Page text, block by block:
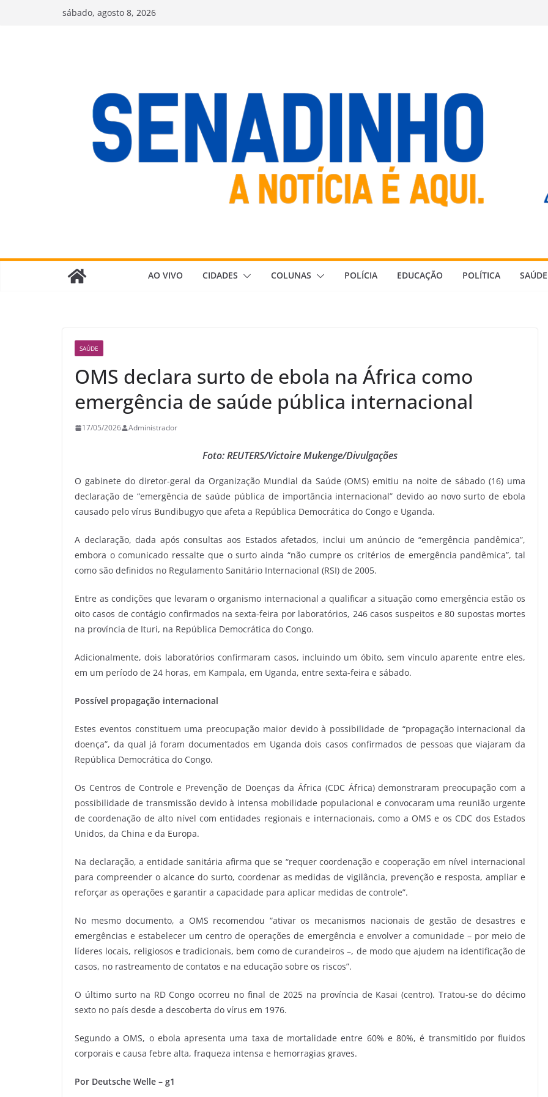
sábado, agosto 8, 2026
AO VIVO CIDADES COLUNAS POLÍCIA EDUCAÇÃO POLÍTICA SAÚDE
SAÚDE
OMS declara surto de ebola na África como
emergência de saúde pública internacional
17/05/2026 Administrador
Foto: REUTERS/Victoire Mukenge/Divulgações
O gabinete do diretor-geral da Organização Mundial da Saúde (OMS) emitiu na noite de sábado (16) uma
declaração de “emergência de saúde pública de importância internacional” devido ao novo surto de ebola
causado pelo vírus Bundibugyo que afeta a República Democrática do Congo e Uganda.
A declaração, dada após consultas aos Estados afetados, inclui um anúncio de “emergência pandêmica”,
embora o comunicado ressalte que o surto ainda “não cumpre os critérios de emergência pandêmica”, tal
como são definidos no Regulamento Sanitário Internacional (RSI) de 2005.
Entre as condições que levaram o organismo internacional a qualificar a situação como emergência estão os
oito casos de contágio confirmados na sexta-feira por laboratórios, 246 casos suspeitos e 80 supostas mortes
na província de Ituri, na República Democrática do Congo.
Adicionalmente, dois laboratórios confirmaram casos, incluindo um óbito, sem vínculo aparente entre eles,
em um período de 24 horas, em Kampala, em Uganda, entre sexta-feira e sábado.
Possível propagação internacional
Estes eventos constituem uma preocupação maior devido à possibilidade de “propagação internacional da
doença”, da qual já foram documentados em Uganda dois casos confirmados de pessoas que viajaram da
República Democrática do Congo.
Os Centros de Controle e Prevenção de Doenças da África (CDC África) demonstraram preocupação com a
possibilidade de transmissão devido à intensa mobilidade populacional e convocaram uma reunião urgente
de coordenação de alto nível com entidades regionais e internacionais, como a OMS e os CDC dos Estados
Unidos, da China e da Europa.
Na declaração, a entidade sanitária afirma que se “requer coordenação e cooperação em nível internacional
para compreender o alcance do surto, coordenar as medidas de vigilância, prevenção e resposta, ampliar e
reforçar as operações e garantir a capacidade para aplicar medidas de controle”.
No mesmo documento, a OMS recomendou “ativar os mecanismos nacionais de gestão de desastres e
emergências e estabelecer um centro de operações de emergência e envolver a comunidade – por meio de
líderes locais, religiosos e tradicionais, bem como de curandeiros –, de modo que ajudem na identificação de
casos, no rastreamento de contatos e na educação sobre os riscos”.
O último surto na RD Congo ocorreu no final de 2025 na província de Kasai (centro). Tratou-se do décimo
sexto no país desde a descoberta do vírus em 1976.
Segundo a OMS, o ebola apresenta uma taxa de mortalidade entre 60% e 80%, é transmitido por fluidos
corporais e causa febre alta, fraqueza intensa e hemorragias graves.
Por Deutsche Welle – g1